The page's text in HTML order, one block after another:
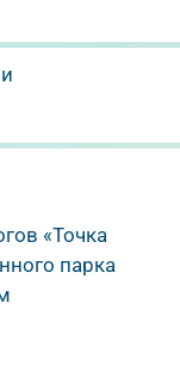
«Точка
парка